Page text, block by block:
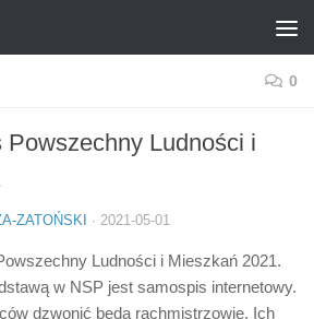
0
Powszechny Ludności i
ZATOŃSKI · 2021-05-01
Ludności i Mieszkań 2021.
w NSP jest samospis internetowy.
dzwonić będą rachmistrzowie. Ich